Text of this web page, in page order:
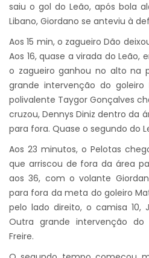
saiu o gol do Leão, após bola
Libano, Giordano se anteviu à
Aos 15 min, o zagueiro Dão
Aos 16, quase a virada do
o zagueiro ganhou no alto na
grande intervenção do goleiro
polivalente Taygor Gonçalves
cruzou, Dennys Diniz dentro da
para fora. Quase o segundo do
Aos 23 minutos, o Pelotas
que arriscou de fora da área
aos 36, com o volante
para fora da meta do goleiro
pelo lado direito, o camisa 10,
Outra grande intervenção do
Freire.